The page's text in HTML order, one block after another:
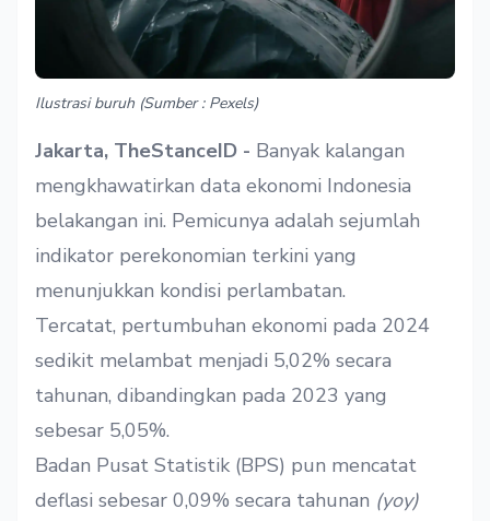
Ilustrasi buruh (Sumber : Pexels)
Jakarta, TheStanceID - Banyak kalangan
mengkhawatirkan data ekonomi Indonesia
belakangan ini. Pemicunya adalah sejumlah
indikator perekonomian terkini yang
menunjukkan kondisi perlambatan.
Tercatat, pertumbuhan ekonomi pada 2024
sedikit melambat menjadi 5,02% secara
tahunan, dibandingkan pada 2023 yang
sebesar 5,05%.
Badan Pusat Statistik (BPS) pun mencatat
deflasi sebesar 0,09% secara tahunan (yoy)